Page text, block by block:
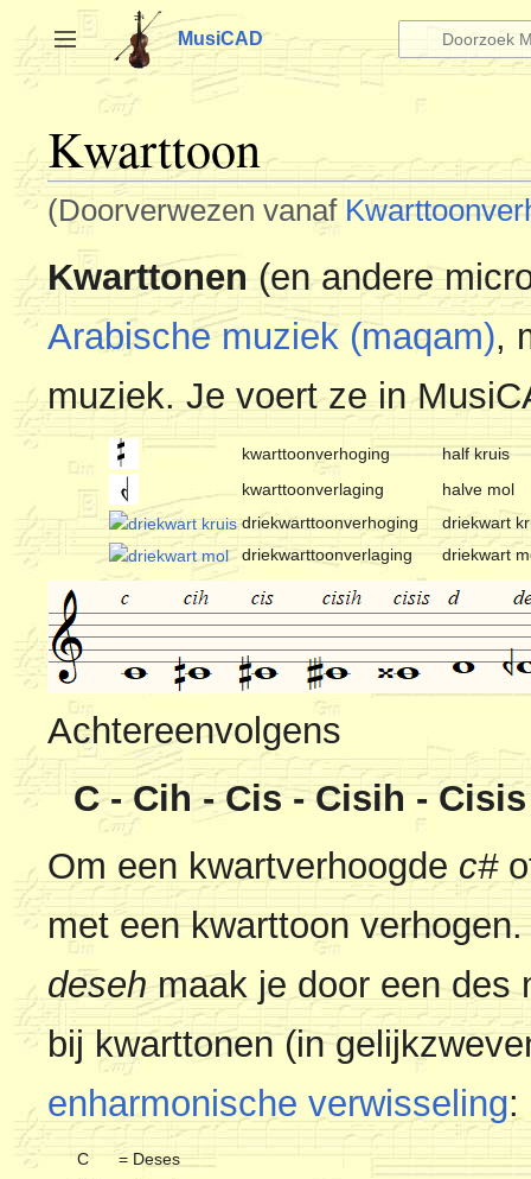
inhoud
springen
Zijbalk omschakelen
MusiCAD
Kwarttoon
(Doorverwezen vanaf
Kwarttonen (en andere
Arabische muziek (maqam),
muziek. Je voert ze in
kwarttoonverhoging
half kruis
kwarttoonverlaging
halve mol
driekwarttoonverhoging driekwart
driekwarttoonverlaging
driekwart
Achtereenvolgens
C - Cih - Cis - Cisih -
Om een kwartverhoogde c#
met een kwarttoon
desehmaak je door een des
bij kwarttonen (in
enharmonische verwisseling:
C = Deses